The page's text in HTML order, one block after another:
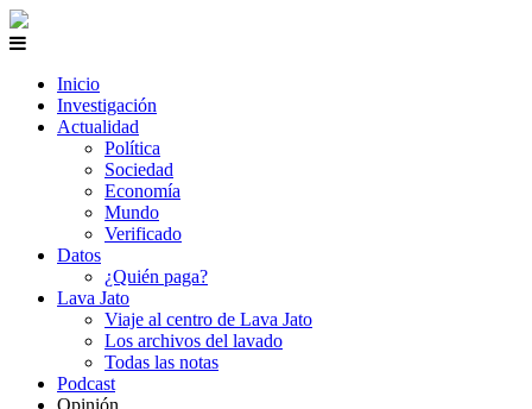
Inicio
Investigación
Actualidad
Política
Sociedad
Economía
Mundo
Verificado
Datos
¿Quién paga?
Lava Jato
Viaje al centro de Lava Jato
Los archivos del lavado
Todas las notas
Podcast
Opinión